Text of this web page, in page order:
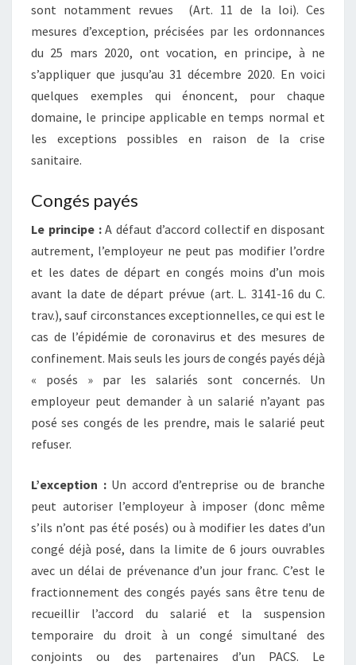
sont notamment revues (Art. 11 de la loi). Ces
mesures d’exception, précisées par les ordonnances
du 25 mars 2020, ont vocation, en principe, à ne
s’appliquer que jusqu’au 31 décembre 2020. En voici
quelques exemples qui énoncent, pour chaque
domaine, le principe applicable en temps normal et
les exceptions possibles en raison de la crise
sanitaire.
Congés payés
Le principe :A défaut d’accord collectif en disposant
autrement, l’employeur ne peut pas modifier l’ordre
et les dates de départ en congés moins d’un mois
avant la date de départ prévue (art. L. 3141-16 du C.
trav.), sauf circonstances exceptionnelles, ce qui est le
cas de l’épidémie de coronavirus et des mesures de
confinement. Mais seuls les jours de congés payés déjà
« posés » par les salariés sont concernés. Un
employeur peut demander à un salarié n’ayant pas
posé ses congés de les prendre, mais le salarié peut
refuser.
L’exception :Un accord d’entreprise ou de branche
peut autoriser l’employeur à imposer (donc même
s’ils n’ont pas été posés) ou à modifier les dates d’un
congé déjà posé, dans la limite de 6 jours ouvrables
avec un délai de prévenance d’un jour franc. C’est le
fractionnement des congés payés sans être tenu de
recueillir l’accord du salarié et la suspension
temporaire du droit à un congé simultané des
conjoints ou des partenaires d’un PACS. Le